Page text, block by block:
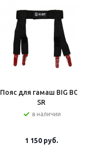
Пояс для гамаш BIG BOY
SR
в наличии
1 150руб.